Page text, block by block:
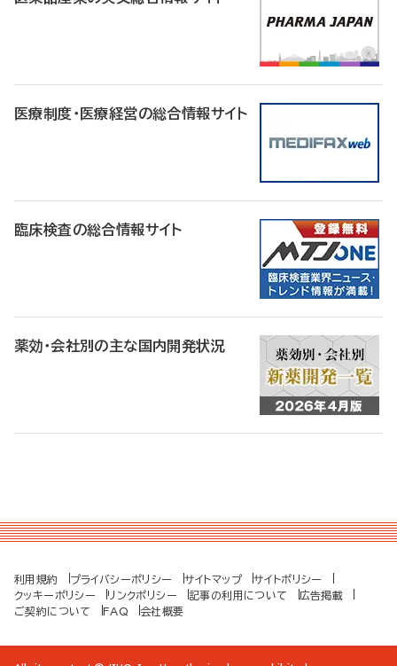
医療制度・医療経営の総合情報サイト
臨床検査の総合情報サイト
薬効・会社別の主な国内開発状況
利用規約 プライバシーポリシー サイトマップ
サイトポリシー
クッキーポリシー
リンクポリシー 記事の利用について
広告掲載
ご契約について
FAQ 会社概要